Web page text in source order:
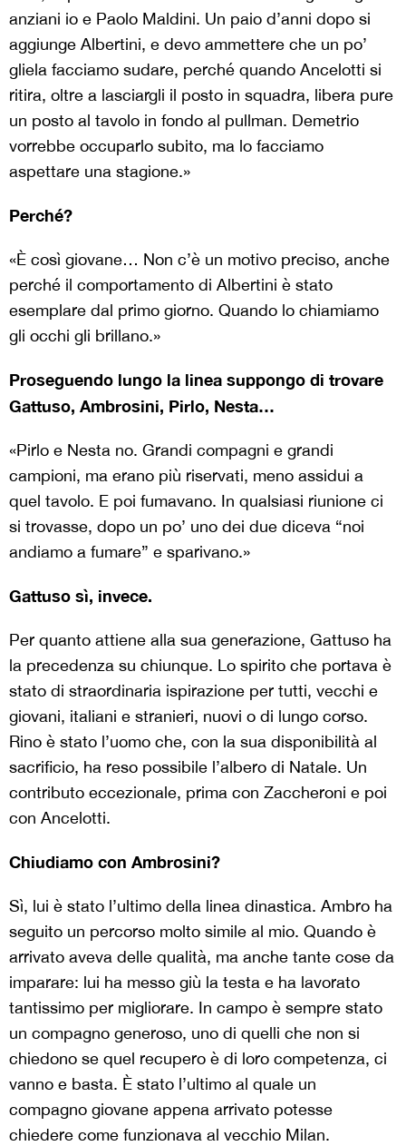
anziani io e Paolo Maldini. Un paio d’anni dopo si
aggiunge Albertini, e devo ammettere che un po’
gliela facciamo sudare, perché quando Ancelotti si
ritira, oltre a lasciargli il posto in squadra, libera pure
un posto al tavolo in fondo al pullman. Demetrio
vorrebbe occuparlo subito, ma lo facciamo
aspettare una stagione.»
Perché?
«È così giovane… Non c’è un motivo preciso, anche
perché il comportamento di Albertini è stato
esemplare dal primo giorno. Quando lo chiamiamo
gli occhi gli brillano.»
Proseguendo lungo la linea suppongo di trovare
Gattuso, Ambrosini, Pirlo, Nesta…
«Pirlo e Nesta no. Grandi compagni e grandi
campioni, ma erano più riservati, meno assidui a
quel tavolo. E poi fumavano. In qualsiasi riunione ci
si trovasse, dopo un po’ uno dei due diceva “noi
andiamo a fumare” e sparivano.»
Gattuso sì, invece.
Per quanto attiene alla sua generazione, Gattuso ha
la precedenza su chiunque. Lo spirito che portava è
stato di straordinaria ispirazione per tutti, vecchi e
giovani, italiani e stranieri, nuovi o di lungo corso.
Rino è stato l’uomo che, con la sua disponibilità al
sacrificio, ha reso possibile l’albero di Natale. Un
contributo eccezionale, prima con Zaccheroni e poi
con Ancelotti.
Chiudiamo con Ambrosini?
Sì, lui è stato l’ultimo della linea dinastica. Ambro ha
seguito un percorso molto simile al mio. Quando è
arrivato aveva delle qualità, ma anche tante cose da
imparare: lui ha messo giù la testa e ha lavorato
tantissimo per migliorare. In campo è sempre stato
un compagno generoso, uno di quelli che non si
chiedono se quel recupero è di loro competenza, ci
vanno e basta. È stato l’ultimo al quale un
compagno giovane appena arrivato potesse
chiedere come funzionava al vecchio Milan.